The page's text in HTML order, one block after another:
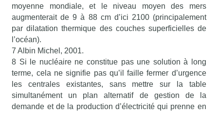
moyenne mondiale, et le niveau moyen des mers
augmenterait de 9 à 88 cm d’ici 2100 (principalement
par dilatation thermique des couches superficielles de
l’océan).
7 Albin Michel, 2001.
8 Si le nucléaire ne constitue pas une solution à long
terme, cela ne signifie pas qu’il faille fermer d’urgence
les centrales existantes, sans mettre sur la table
simultanément un plan alternatif de gestion de la
demande et de la production d’électricité qui prenne en